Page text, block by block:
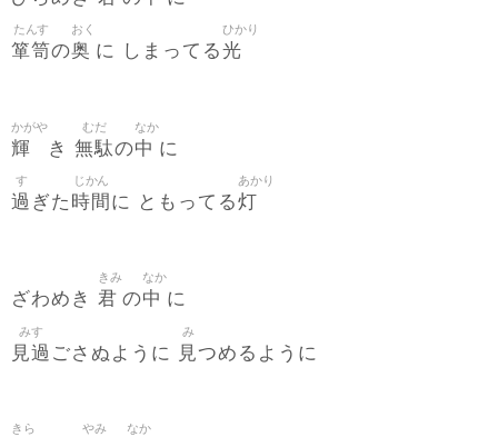
箪笥
たんす
の奥
おく
に しまってる光
ひかり
輝
かがや
き 無駄
むだ
の中
なか
に
過
す
ぎた 時間
じかん
に ともってる灯
あかり
ざわめき 君
きみ
の中
なか
に
見過
みす
ごさぬように 見
み
つめるように
きら やみ なか